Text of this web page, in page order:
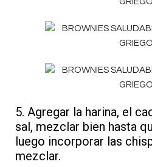
5. Agregar la harina, el
sal, mezclar bien hasta
luego incorporar las
mezclar.